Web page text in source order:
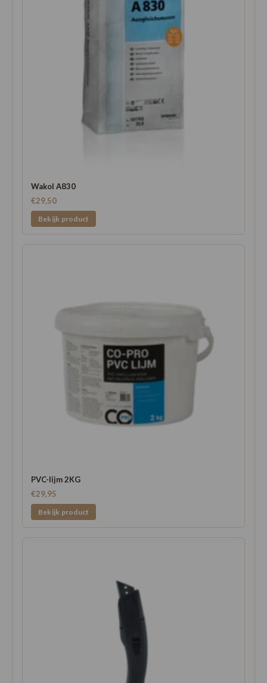
Wakol A830
€29,50
Bekijk product
PVC-lijm 2KG
€29,95
Bekijk product